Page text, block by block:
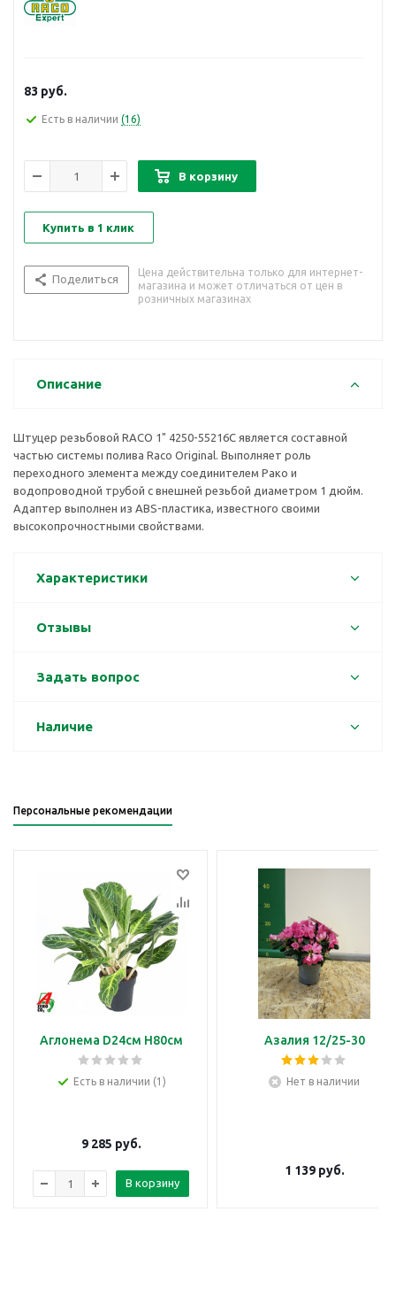
83 руб.
Есть в наличии (16)
В корзину
Купить в 1 клик
Поделиться
Цена действительна только для интернет-
магазина и может отличаться от цен в
розничных магазинах
Описание
Штуцер резьбовой RACO 1" 4250-55216C является составной
частью системы полива Raco Original. Выполняет роль
переходного элемента между соединителем Рако и
водопроводной трубой с внешней резьбой диаметром 1 дюйм.
Адаптер выполнен из ABS-пластика, известного своими
высокопрочностными свойствами.
Характеристики
Отзывы
Задать вопрос
Наличие
Персональные рекомендации
Аглонема D24см H80см
Есть в наличии (1)
9 285 руб.
В корзину
Азалия 12/25-30
Нет в наличии
1 139руб.